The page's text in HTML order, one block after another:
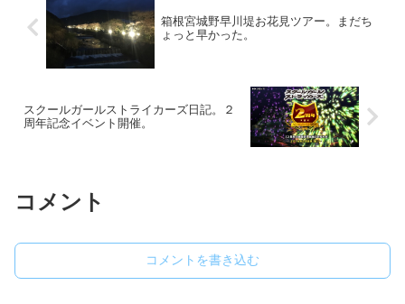
箱根宮城野早川堤お花見ツアー。まだち
ょっと早かった。
スクールガールストライカーズ日記。２
周年記念イベント開催。
コメント
コメントを書き込む